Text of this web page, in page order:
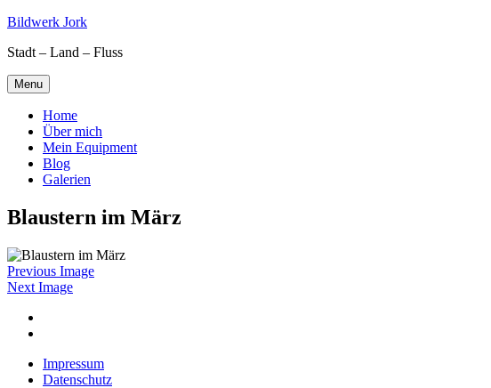
Skip
content
Bildwerk Jork
Stadt – Land – Fluss
Menu
Home
Über mich
Mein Equipment
Blog
Galerien
Blaustern im März
Previous Image
Next Image
Impressum
Datenschutz